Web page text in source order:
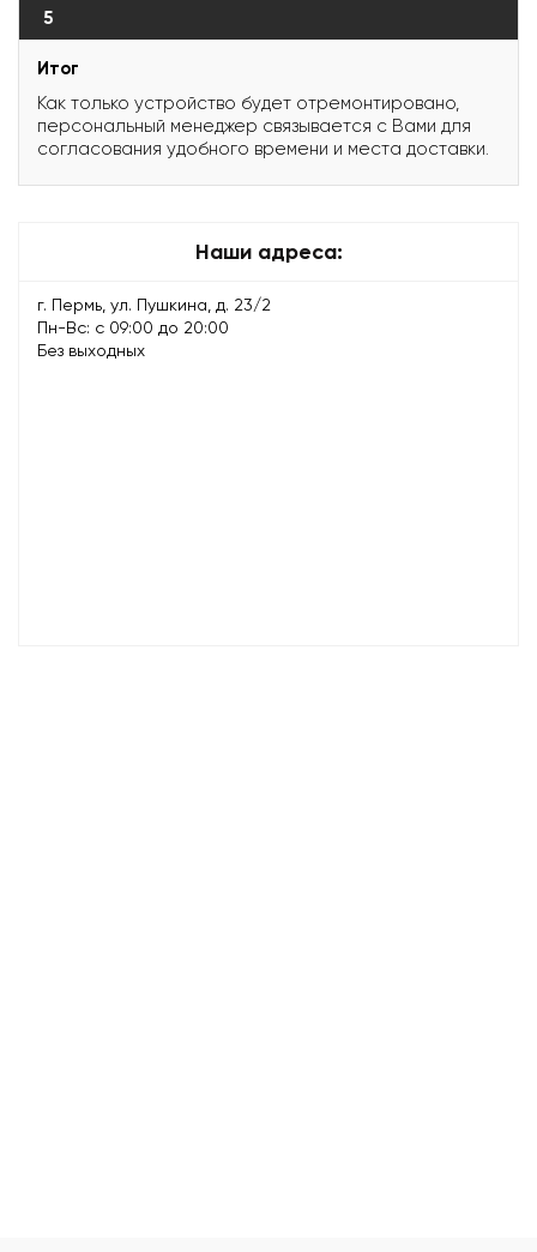
5
Итог
Как только устройство будет отремонтировано,
персональный менеджер связывается с Вами для
согласования удобного времени и места доставки.
Наши адреса:
г. Пермь, ул. Пушкина, д. 23/2
Пн-Вс: с 09:00 до 20:00
Без выходных